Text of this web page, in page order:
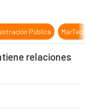
Pública
relaciones